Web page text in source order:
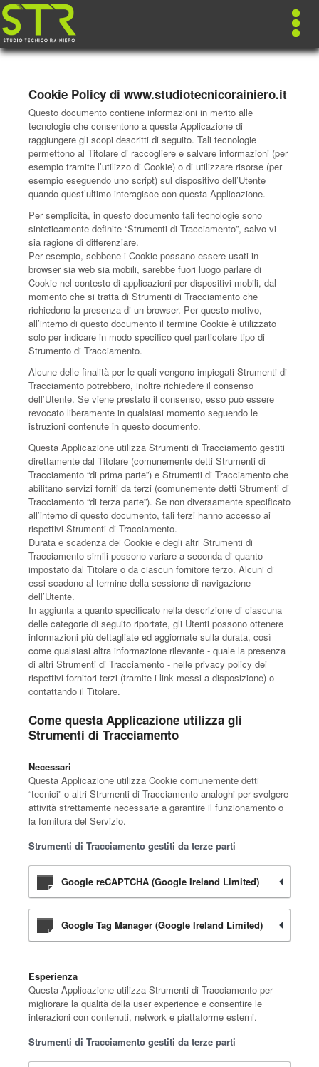
Cookie Policy di www.studiotecnicorainiero.it
Questo documento contiene informazioni in merito alle
tecnologie che consentono a questa Applicazione di
raggiungere gli scopi descritti di seguito. Tali tecnologie
permettono al Titolare di raccogliere e salvare informazioni (per
esempio tramite l’utilizzo di Cookie) o di utilizzare risorse (per
esempio eseguendo uno script) sul dispositivo dell’Utente
quando quest’ultimo interagisce con questa Applicazione.
Per semplicità, in questo documento tali tecnologie sono
sinteticamente definite “Strumenti di Tracciamento”, salvo vi
sia ragione di differenziare.
Per esempio, sebbene i Cookie possano essere usati in
browser sia web sia mobili, sarebbe fuori luogo parlare di
Cookie nel contesto di applicazioni per dispositivi mobili, dal
momento che si tratta di Strumenti di Tracciamento che
richiedono la presenza di un browser. Per questo motivo,
all’interno di questo documento il termine Cookie è utilizzato
solo per indicare in modo specifico quel particolare tipo di
Strumento di Tracciamento.
Alcune delle finalità per le quali vengono impiegati Strumenti di
Tracciamento potrebbero, inoltre richiedere il consenso
dell’Utente. Se viene prestato il consenso, esso può essere
revocato liberamente in qualsiasi momento seguendo le
istruzioni contenute in questo documento.
Questa Applicazione utilizza Strumenti di Tracciamento gestiti
direttamente dal Titolare (comunemente detti Strumenti di
Tracciamento “di prima parte”) e Strumenti di Tracciamento che
abilitano servizi forniti da terzi (comunemente detti Strumenti di
Tracciamento “di terza parte”). Se non diversamente specificato
all’interno di questo documento, tali terzi hanno accesso ai
rispettivi Strumenti di Tracciamento.
Durata e scadenza dei Cookie e degli altri Strumenti di
Tracciamento simili possono variare a seconda di quanto
impostato dal Titolare o da ciascun fornitore terzo. Alcuni di
essi scadono al termine della sessione di navigazione
dell’Utente.
In aggiunta a quanto specificato nella descrizione di ciascuna
delle categorie di seguito riportate, gli Utenti possono ottenere
informazioni più dettagliate ed aggiornate sulla durata, così
come qualsiasi altra informazione rilevante - quale la presenza
di altri Strumenti di Tracciamento - nelle privacy policy dei
rispettivi fornitori terzi (tramite i link messi a disposizione) o
contattando il Titolare.
Come questa Applicazione utilizza gli
Strumenti di Tracciamento
Necessari
Questa Applicazione utilizza Cookie comunemente detti
“tecnici” o altri Strumenti di Tracciamento analoghi per svolgere
attività strettamente necessarie a garantire il funzionamento o
la fornitura del Servizio.
Strumenti di Tracciamento gestiti da terze parti
Google reCAPTCHA (Google Ireland Limited)
Google Tag Manager (Google Ireland Limited)
Esperienza
Questa Applicazione utilizza Strumenti di Tracciamento per
migliorare la qualità della user experience e consentire le
interazioni con contenuti, network e piattaforme esterni.
Strumenti di Tracciamento gestiti da terze parti